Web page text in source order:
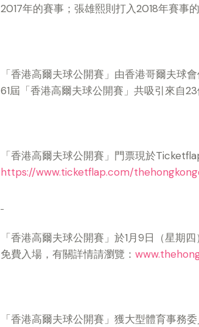
2017年的賽事；張雄熙則打入2018年賽事
「香港高爾夫球公開賽」由香港哥爾夫球
61屆「香港高爾夫球公開賽」共吸引來自
「香港高爾夫球公開賽」門票現於
https://www.ticketflap.com/
「香港高爾夫球公開賽」於1月9日（星期
免費入場，有關詳情請瀏覽：
「香港高爾夫球公開賽」獲大型體育事務